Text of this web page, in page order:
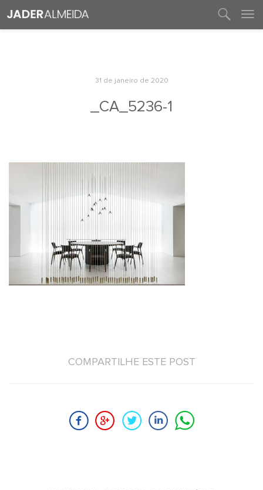
31 de janeiro de 2020
_CA_5236-1
COMPARTILHE ESTE POST